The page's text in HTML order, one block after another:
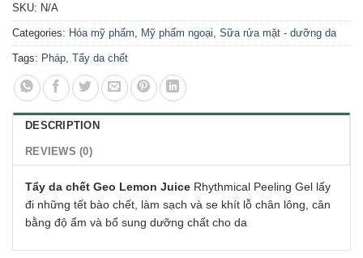
SKU: N/A
Categories: Hóa mỹ phẩm Mỹ phẩm ngoại Sữa rửa mặt - dưỡng da
Tags: Pháp Tẩy da chết
DESCRIPTION
REVIEWS (0)
Tẩy da chết Geo Lemon Juice Rhythmical Peeling Gel lấy
đi những tết bào chết, làm sạch và se khít lỗ chân lông, cân
bằng độ ẩm và bổ sung dưỡng chất cho da